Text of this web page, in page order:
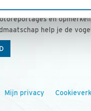
tijdschrift voor onze
en
help je de
Mijn privacy